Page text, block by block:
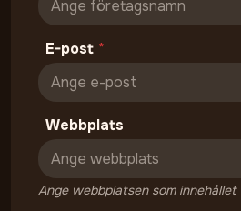
E-post *
Webbplats
Ange webbplatsen som